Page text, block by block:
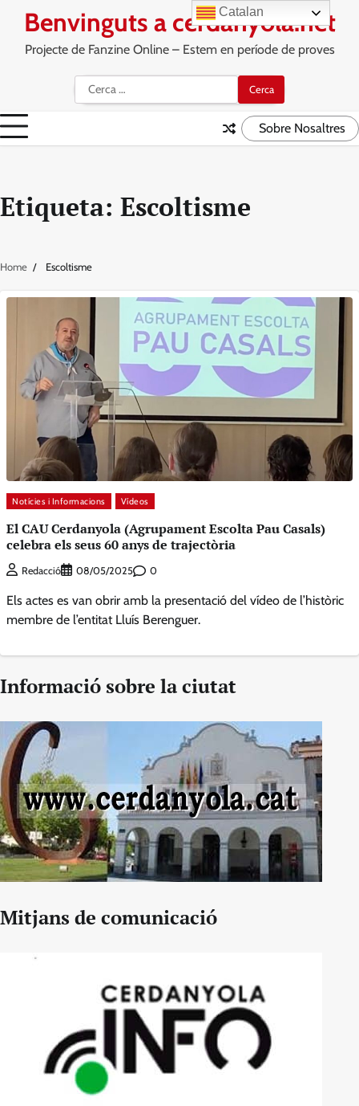
content
Benvinguts a cerdanyola.net
Projecte de Fanzine Online – Estem en període de proves
Cerca:
Sobre Nosaltres
Etiqueta: Escoltisme
Home Escoltisme
Notícies i Informacions Vídeos
El CAU Cerdanyola (Agrupament Escolta Pau Casals)
celebra els seus 60 anys de trajectòria
Redacció 08/05/2025 0
Els actes es van obrir amb la presentació del vídeo de l’històric
membre de l’entitat Lluís Berenguer.
Informació sobre la ciutat
Mitjans de comunicació
Catalan